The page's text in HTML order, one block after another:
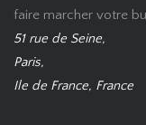
faire marcher votre
51 rue de Seine,
Paris,
Ile de France, France